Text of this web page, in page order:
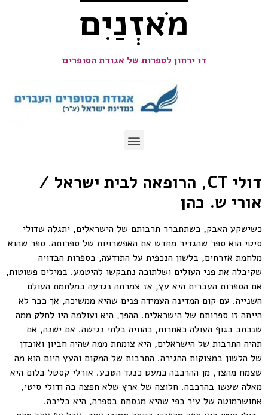
מֹאזְנַיִם
דו ירחון לספרות של אגודת הסופרים
דולי CT, הרופאה לבית ישראל /
אורי ש. כהן
כשישקע האבק, כשתתברר תרבותם של הישראלים, יתגלה שדולי
סיטי הוא ספר שהגדיר מחדש את האפשרויות של ספרותה. ספר שהוא
מלחמת אזרחים, בלשון הנכפית על התודעה, בספרות הבדויה
שקיבלה את פני העולים ושלתוכה נתבקשו להיטמע. במילים פשוטות,
אם הספרות העברית היא עץ, אז צמרתה נגדעה במלחמת העולם
השנייה. עם קום המדינה העמידה פנים שהיא ממשיכה, אך כבר לא
הייתה זו ספרותם של הישראלים. ההפך, היא ועולמה היו לחלק ממה
שנכתב בגוף העולה כאחרות, כהוויה בלתי נגישה. אם ישנה, אם
תהיה התרבות של הישראלים, היא צומחת ממה שהיה חביון ואובדן
של הלשון במצוקות ההגירה. התרבות של המקום והעץ היום הוא מה
שצמח מהצד, מן ההרכבה כמעט כנגד הטבע. אורלי קסטל בלום היא
מאלה שעשו בהרכבה. חלוצה של ארץ שלא חפצה בה ודולי סיטי,
אחושרמוטה של עיר כפי שהיא מנסחת בספרה, היא בליבה.